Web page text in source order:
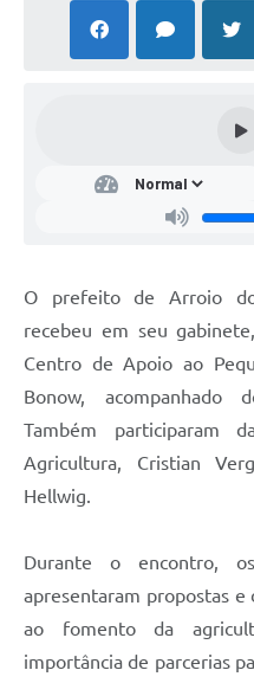
O prefeito de Arroio
recebeu em seu
Centro de Apoio ao
Bonow, acompanhado
Também participaram
Agricultura, Cristian
Hellwig.
Durante o encontro,
apresentaram propostas
ao fomento da
importância de parcerias